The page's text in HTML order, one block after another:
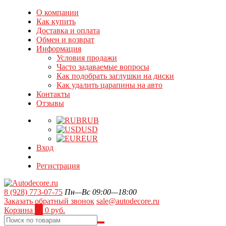
О компании
Как купить
Доставка и оплата
Обмен и возврат
Информация
Условия продажи
Часто задаваемые вопросы
Как подобрать заглушки на диски
Как удалить царапины на авто
Контакты
Отзывы
RUB
USD
EUR
Вход
Регистрация
8 (928) 773-07-75 Пн—Вс 09:00—18:00
Заказать обратный звонок sale@autodecore.ru
Корзина
0 руб.